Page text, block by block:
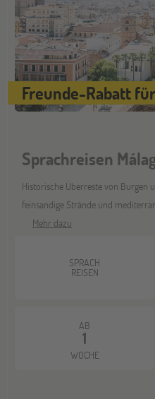
Freunde-Rabatt
Sprachreisen
Historische Überreste von Burgen
feinsandige Strände und
Mehr dazu
SPRACH
REISEN
AB
1
WOCHE